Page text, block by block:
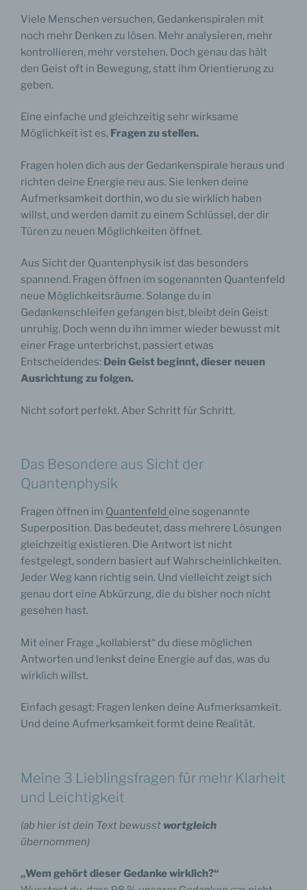
Viele Menschen versuchen, Gedankenspiralen mit
noch mehr Denken zu lösen. Mehr analysieren, mehr
kontrollieren, mehr verstehen. Doch genau das hält
den Geist oft in Bewegung, statt ihm Orientierung zu
geben.
Eine einfache und gleichzeitig sehr wirksame
Möglichkeit ist es, Fragen zu stellen.
Fragen holen dich aus der Gedankenspirale heraus und
richten deine Energie neu aus. Sie lenken deine
Aufmerksamkeit dorthin, wo du sie wirklich haben
willst, und werden damit zu einem Schlüssel, der dir
Türen zu neuen Möglichkeiten öffnet.
Aus Sicht der Quantenphysik ist das besonders
spannend. Fragen öffnen im sogenannten Quantenfeld
neue Möglichkeitsräume. Solange du in
Gedankenschleifen gefangen bist, bleibt dein Geist
unruhig. Doch wenn du ihn immer wieder bewusst mit
einer Frage unterbrichst, passiert etwas
Entscheidendes: Dein Geist beginnt, dieser neuen
Ausrichtung zu folgen.
Nicht sofort perfekt. Aber Schritt für Schritt.
Das Besondere aus Sicht der
Quantenphysik
Fragen öffnen im Quantenfeld eine sogenannte
Superposition. Das bedeutet, dass mehrere Lösungen
gleichzeitig existieren. Die Antwort ist nicht
festgelegt, sondern basiert auf Wahrscheinlichkeiten.
Jeder Weg kann richtig sein. Und vielleicht zeigt sich
genau dort eine Abkürzung, die du bisher noch nicht
gesehen hast.
Mit einer Frage „kollabierst“ du diese möglichen
Antworten und lenkst deine Energie auf das, was du
wirklich willst.
Einfach gesagt: Fragen lenken deine Aufmerksamkeit.
Und deine Aufmerksamkeit formt deine Realität.
Meine 3 Lieblingsfragen für mehr Klarheit
und Leichtigkeit
(ab hier ist dein Text bewusst wortgleich
übernommen)
„Wem gehört dieser Gedanke wirklich?“